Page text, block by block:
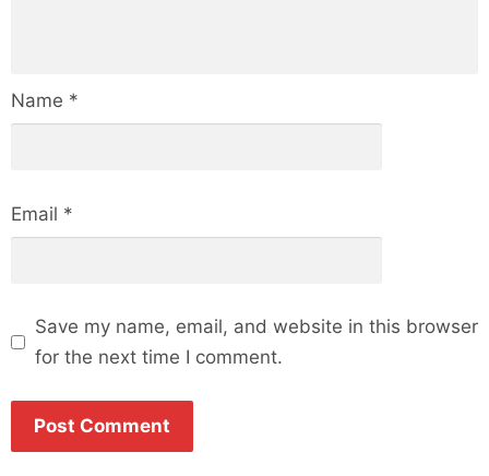
Name *
Email *
Save my name, email, and website in this browser
for the next time I comment.